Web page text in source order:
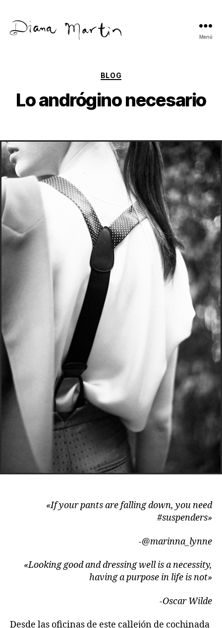
Menú
Categorías
BLOG
Lo andrógino necesario
«If your pants are falling down, you need
#suspenders»
-@marinna_lynne
«Looking good and dressing well is a necessity,
having a purpose in life is not»
-Oscar Wilde
Desde las oficinas de este callejón de cochinada